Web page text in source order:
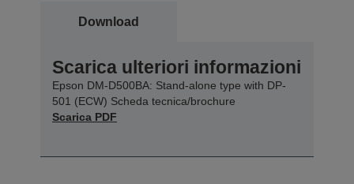
Download
Scarica ulteriori informazioni
Epson DM-D500BA: Stand-alone type with DP-
501 (ECW) Scheda tecnica/brochure
Scarica PDF